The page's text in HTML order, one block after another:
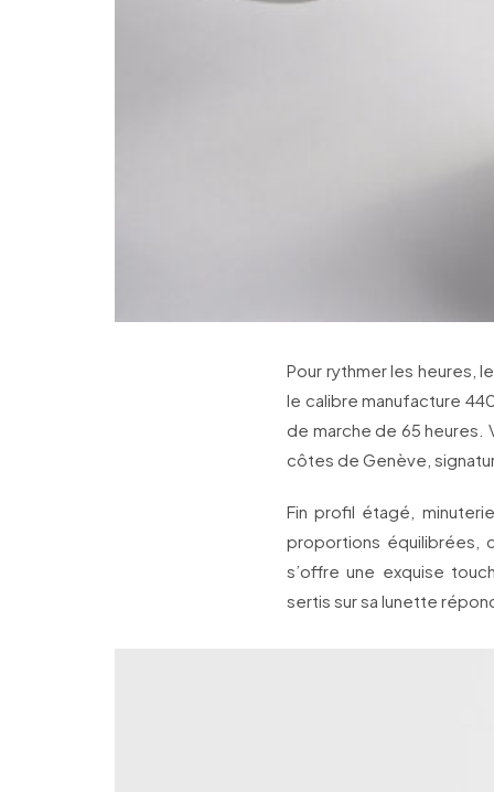
Pour rythmer les heures,
le calibre manufacture
de marche de 65 heures.
côtes de Genève,
Fin profil étagé,
proportions équilibrées,
s’offre une exquise
sertis sur sa lunette